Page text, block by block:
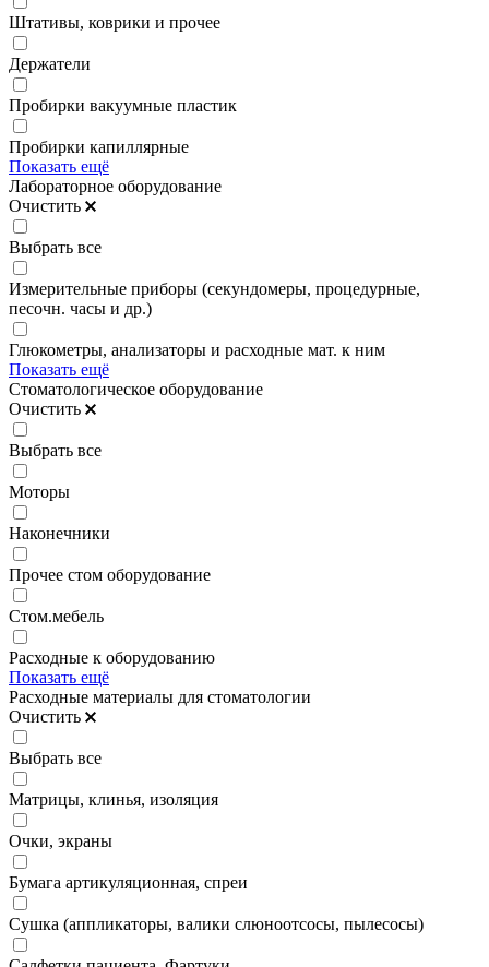
Штативы, коврики и прочее
Держатели
Пробирки вакуумные пластик
Пробирки капиллярные
Показать ещё
Лабораторное оборудование
Очистить
Выбрать все
Измерительные приборы (секундомеры, процедурные,
песочн. часы и др.)
Глюкометры, анализаторы и расходные мат. к ним
Показать ещё
Стоматологическое оборудование
Очистить
Выбрать все
Моторы
Наконечники
Прочее стом оборудование
Стом.мебель
Расходные к оборудованию
Показать ещё
Расходные материалы для стоматологии
Очистить
Выбрать все
Матрицы, клинья, изоляция
Очки, экраны
Бумага артикуляционная, спреи
Сушка (аппликаторы, валики слюноотсосы, пылесосы)